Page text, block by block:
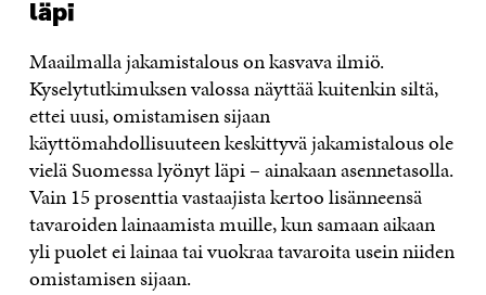
läpi
Maailmalla jakamistalous on kasvava ilmiö.
Kyselytutkimuksen valossa näyttää kuitenkin siltä,
ettei uusi, omistamisen sijaan
käyttömahdollisuuteen keskittyvä jakamistalous ole
vielä Suomessa lyönyt läpi – ainakaan asennetasolla.
Vain 15 prosenttia vastaajista kertoo lisänneensä
tavaroiden lainaamista muille, kun samaan aikaan
yli puolet ei lainaa tai vuokraa tavaroita usein niiden
omistamisen sijaan.